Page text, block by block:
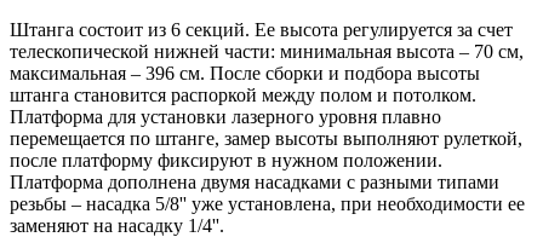
Штанга состоит из 6 секций. Ее высота регулируется за счет
телескопической нижней части: минимальная высота – 70 см,
максимальная – 396 см. После сборки и подбора высоты
штанга становится распоркой между полом и потолком.
Платформа для установки лазерного уровня плавно
перемещается по штанге, замер высоты выполняют рулеткой,
после платформу фиксируют в нужном положении.
Платформа дополнена двумя насадками с разными типами
резьбы – насадка 5/8'' уже установлена, при необходимости ее
заменяют на насадку 1/4''.